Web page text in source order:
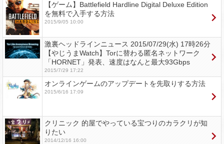
【ゲーム】Battlefield Hardline Digital Deluxe Edition
を無料で入手する方法
2015/9/05 10:00
激裏ヘッドラインニュース 2015/07/29(水) 17時26分
【やじうまWatch】Torに替わる匿名ネットワーク
「HORNET」発表、速度はなんと最大93Gbps
2015/7/29 17:22
オンラインゲームのアップデートを先取りする方法
2015/6/16 17:09
クリニック 的屋でやっている宝つりのカラクリが知
りたい
2014/12/16 16:00